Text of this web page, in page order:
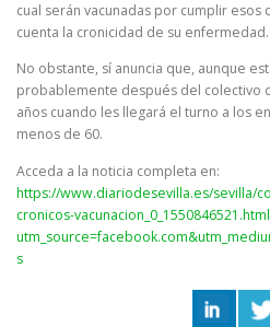
cual serán vacunadas por cumplir
cuenta la cronicidad de su enfermedad.
No obstante, sí anuncia que, aunque
probablemente después del colectivo
años cuando les llegará el turno a los
menos de 60.
Acceda a la noticia completa en:
https://www.diariodesevilla.es/sevilla/
cronicos-
s